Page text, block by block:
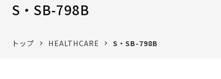
S・SB-798B
トップ HEALTHCARE S・SB-798B